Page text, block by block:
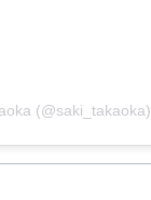
(@saki_takaoka)